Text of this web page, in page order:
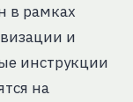
в рамках
и
инструкции
на